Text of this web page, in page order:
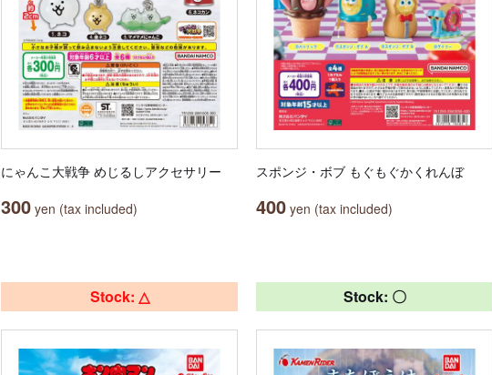
にゃんこ大戦争 めじるしアクセサリー
300 yen (tax included)
スポンジ・ボブ もぐもぐかくれんぼ
400 yen (tax included)
Stock: △ Stock: 〇